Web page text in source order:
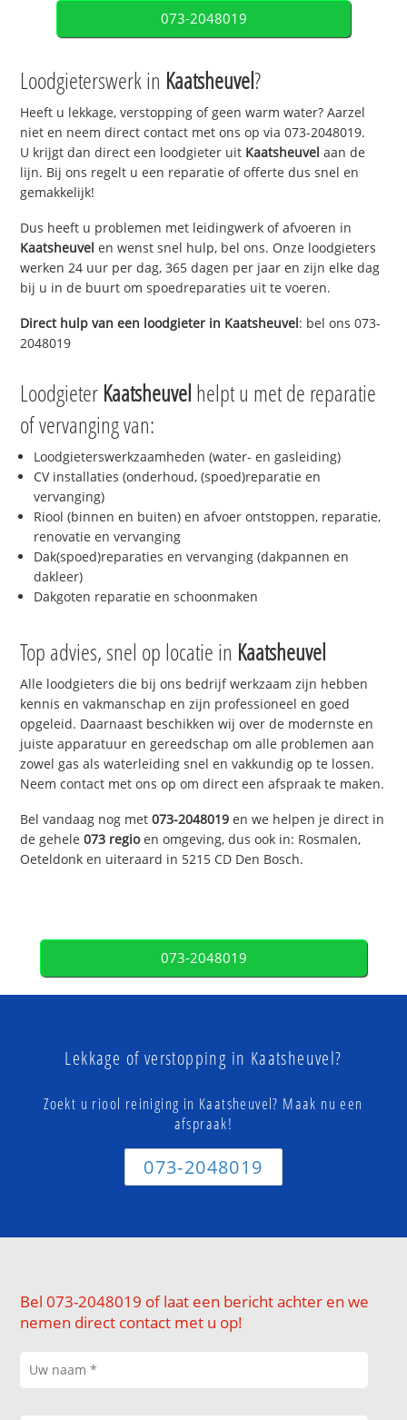
073-2048019
Loodgieterswerk in Kaatsheuvel?
Heeft u lekkage, verstopping of geen warm water? Aarzel
niet en neem direct contact met ons op via 073-2048019.
U krijgt dan direct een loodgieter uit Kaatsheuvel aan de
lijn. Bij ons regelt u een reparatie of offerte dus snel en
gemakkelijk!
Dus heeft u problemen met leidingwerk of afvoeren in
Kaatsheuvel en wenst snel hulp, bel ons. Onze loodgieters
werken 24 uur per dag, 365 dagen per jaar en zijn elke dag
bij u in de buurt om spoedreparaties uit te voeren.
Direct hulp van een loodgieter in Kaatsheuvel: bel ons 073-
2048019
Loodgieter Kaatsheuvel helpt u met de reparatie
of vervanging van:
Loodgieterswerkzaamheden (water- en gasleiding)
CV installaties (onderhoud, (spoed)reparatie en
vervanging)
Riool (binnen en buiten) en afvoer ontstoppen, reparatie,
renovatie en vervanging
Dak(spoed)reparaties en vervanging (dakpannen en
dakleer)
Dakgoten reparatie en schoonmaken
Top advies, snel op locatie in Kaatsheuvel
Alle loodgieters die bij ons bedrijf werkzaam zijn hebben
kennis en vakmanschap en zijn professioneel en goed
opgeleid. Daarnaast beschikken wij over de modernste en
juiste apparatuur en gereedschap om alle problemen aan
zowel gas als waterleiding snel en vakkundig op te lossen.
Neem contact met ons op om direct een afspraak te maken.
Bel vandaag nog met073-2048019 en we helpen je direct in
de gehele073 regioen omgeving, dus ook in: Rosmalen,
Oeteldonk en uiteraard in 5215 CD Den Bosch.
073-2048019
Lekkage of verstopping in Kaatsheuvel?
Zoekt u riool reiniging in Kaatsheuvel? Maak nu een
afspraak!
073-2048019
Bel 073-2048019 of laat een bericht achter en we
nemen direct contact met u op!